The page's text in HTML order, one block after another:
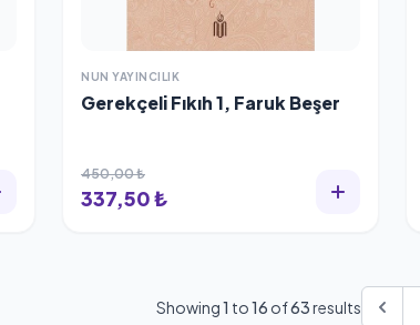
NUN YAYINCILIK
Gerekçeli Fıkıh 1, Faruk Beşer
450,00 ₺
337,50 ₺
Showing1 to16 of63results